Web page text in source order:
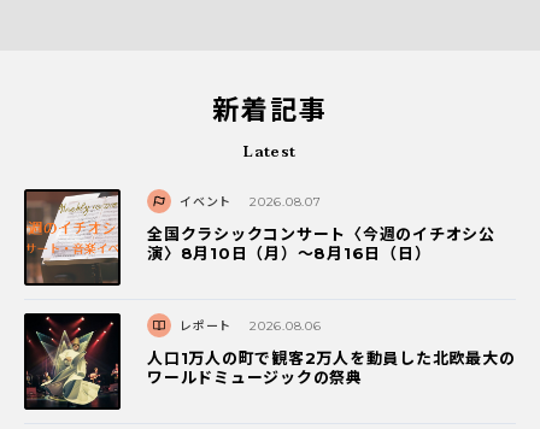
新着記事
Latest
イベント 2026.08.07
全国クラシックコンサート〈今週のイチオシ公
演〉8月10日（月）～8月16日（日）
レポート 2026.08.06
人口1万人の町で観客2万人を動員した北欧最大の
ワールドミュージックの祭典